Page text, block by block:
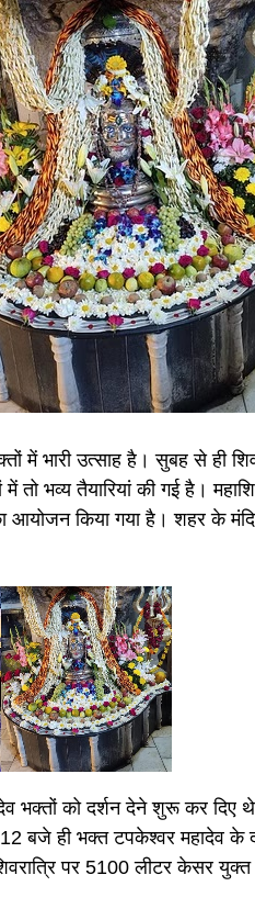
में भारी उत्साह है। सुबह से ही
भव्य तैयारियां की गई है।
किया गया है। शहर के
भक्तों को दर्शन देने शुरू कर दिए
बजे ही भक्त टपकेश्वर महादेव
पर 5100 लीटर केसर